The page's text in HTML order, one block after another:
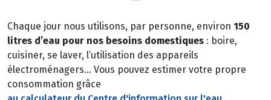
Chaque jour nous utilisons, par personne, environ 150
litres d’eau pour nos besoins domestiques : boire,
cuisiner, se laver, l’utilisation des appareils
électroménagers… Vous pouvez estimer votre propre
consommation grâce